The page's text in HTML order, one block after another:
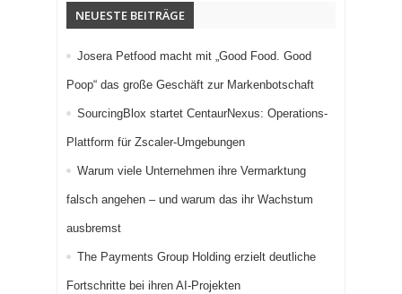
NEUESTE BEITRÄGE
Josera Petfood macht mit „Good Food. Good
Poop“ das große Geschäft zur Markenbotschaft
SourcingBlox startet CentaurNexus: Operations-
Plattform für Zscaler-Umgebungen
Warum viele Unternehmen ihre Vermarktung
falsch angehen – und warum das ihr Wachstum
ausbremst
The Payments Group Holding erzielt deutliche
Fortschritte bei ihren AI-Projekten